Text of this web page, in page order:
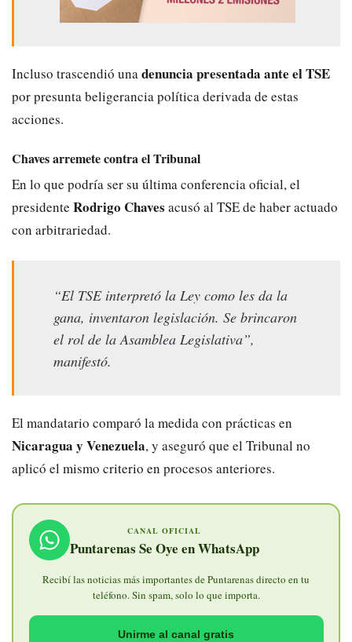
Incluso trascendió unadenuncia presentada ante el TSE
por presunta beligerancia política derivada de estas
acciones.
Chaves arremete contra el Tribunal
En lo que podría ser su última conferencia oficial, el
presidente Rodrigo Chaves acusó al TSE de haber actuado
con arbitrariedad.
“El TSE interpretó la Ley como les da la
gana, inventaron legislación. Se brincaron
el rol de la Asamblea Legislativa”,
manifestó.
El mandatario comparó la medida con prácticas en
Nicaragua y Venezuela, y aseguró que el Tribunal no
aplicó el mismo criterio en procesos anteriores.
CANAL OFICIAL
Puntarenas Se Oye en WhatsApp
Recibí las noticias más importantes de Puntarenas directo en tu
teléfono. Sin spam, solo lo que importa.
Unirme al canal gratis